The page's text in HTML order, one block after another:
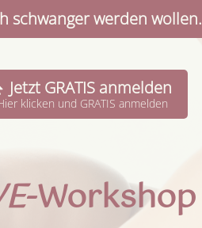
schwanger werden wollen.
Jetzt GRATIS anmelden
klicken und GRATIS anmelden
-Workshop